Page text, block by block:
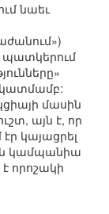
նաեւ
պատկերում
մասին
այն է, որ
կայացրել
կամպանիա
է որոշակի